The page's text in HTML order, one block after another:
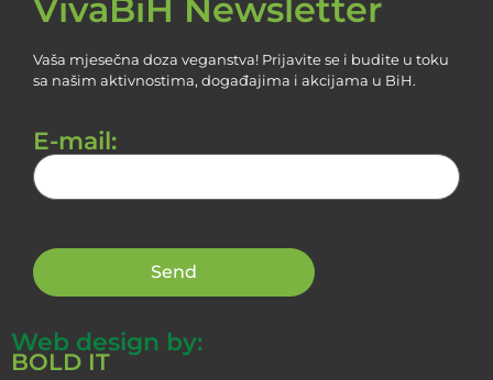
VivaBiH Newsletter
Vaša mjesečna doza veganstva! Prijavite se i budite u toku
sa našim aktivnostima, događajima i akcijama u BiH.
E-mail:
Web design by:
BOLD IT